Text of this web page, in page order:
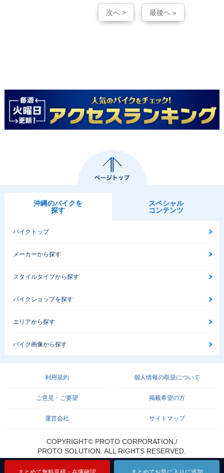
次へ > 最後へ »
沖縄のバイクを
探す
スペシャル
コンテンツ
バイクトップ
メーカーから探す
スタイルタイプから探す
バイクショップを探す
エリアから探す
バイク画像から探す
利用規約 個人情報の取扱について
ご意見・ご要望 掲載希望の方
運営会社 サイトマップ
COPYRIGHT© PROTO CORPORATION./
PROTO SOLUTION. ALL RIGHTS RESERVED.